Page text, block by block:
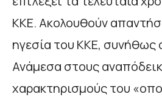
ΚΚΕ. Ακολουθούν
ηγεσία του ΚΚΕ, συνήθως
Ανάμεσα στους
χαρακτηρισμούς του